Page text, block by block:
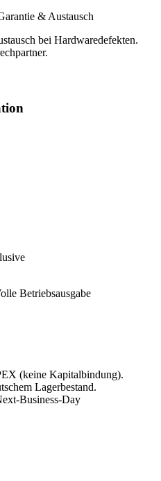
& Austausch
bei Hardwaredefekten.
Betriebsausgabe
(keine Kapitalbindung).
Lagerbestand.
Business-Day